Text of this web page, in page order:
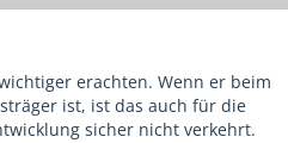
erachten. Wenn er beim
ist, ist das auch für die
sicher nicht verkehrt.